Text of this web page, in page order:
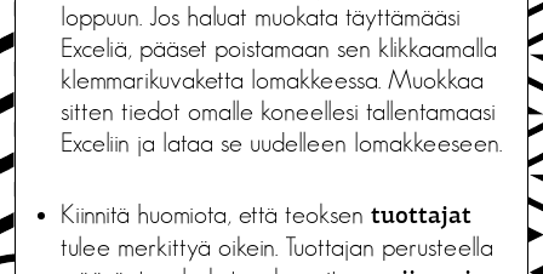
loppuun. Jos haluat muokata täyttämääsi
Exceliä, pääset poistamaan sen klikkaamalla
klemmarikuvaketta lomakkeessa. Muokkaa
sitten tiedot omalle koneellesi tallentamaasi
Exceliin ja lataa se uudelleen lomakkeeseen.
Kiinnitä huomiota, että teoksen tuottajat
tulee merkittyä oikein. Tuottajan perusteella